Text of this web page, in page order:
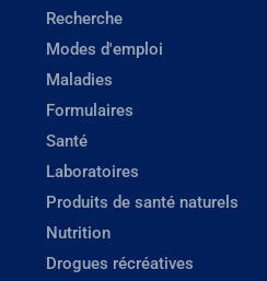
Recherche
Modes d'emploi
Maladies
Formulaires
Santé
Laboratoires
Produits de santé naturels
Nutrition
Drogues récréatives